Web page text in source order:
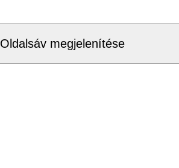
Oldalsáv megjelenítése